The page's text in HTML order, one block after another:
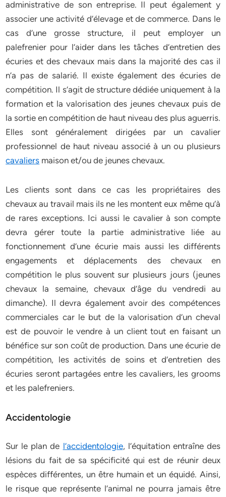
administrative de son entreprise. Il peut également y
associer une activité d’élevage et de commerce. Dans le
cas d’une grosse structure, il peut employer un
palefrenier pour l’aider dans les tâches d’entretien des
écuries et des chevaux mais dans la majorité des cas il
n’a pas de salarié. Il existe également des écuries de
compétition. Il s’agit de structure dédiée uniquement à la
formation et la valorisation des jeunes chevaux puis de
la sortie en compétition de haut niveau des plus aguerris.
Elles sont généralement dirigées par un cavalier
professionnel de haut niveau associé à un ou plusieurs
cavaliers maison et/ou de jeunes chevaux.
Les clients sont dans ce cas les propriétaires des
chevaux au travail mais ils ne les montent eux même qu’à
de rares exceptions. Ici aussi le cavalier à son compte
devra gérer toute la partie administrative liée au
fonctionnement d’une écurie mais aussi les différents
engagements et déplacements des chevaux en
compétition le plus souvent sur plusieurs jours (jeunes
chevaux la semaine, chevaux d’âge du vendredi au
dimanche). Il devra également avoir des compétences
commerciales car le but de la valorisation d’un cheval
est de pouvoir le vendre à un client tout en faisant un
bénéfice sur son coût de production. Dans une écurie de
compétition, les activités de soins et d’entretien des
écuries seront partagées entre les cavaliers, les grooms
et les palefreniers.
Accidentologie
Sur le plan de l’accidentologie, l’équitation entraîne des
lésions du fait de sa spécificité qui est de réunir deux
espèces différentes, un être humain et un équidé. Ainsi,
le risque que représente l’animal ne pourra jamais être